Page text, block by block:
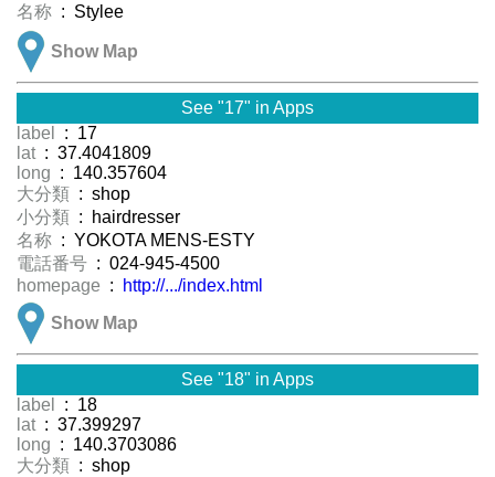
名称 : Stylee
Show Map
See "17" in Apps
label
: 17
lat : 37.4041809
long : 140.357604
大分類 : shop
小分類 : hairdresser
名称 : YOKOTA MENS-ESTY
電話番号 : 024-945-4500
homepage :
http://.../index.html
Show Map
See "18" in Apps
label
: 18
lat : 37.399297
long : 140.3703086
大分類 : shop